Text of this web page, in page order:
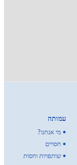
עמותה
• מי אנחנו?
• חסויים
•שותפויות וחסות